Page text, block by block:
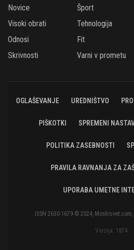
Novice Šport
Visoki obrati
Tehnologija
Odnosi
Fit
Skrivnosti
Varni v prometu
OGLAŠEVANJE UREDNIŠTVO
PIŠKOTKI SPREMENI
POLITIKA ZASEBNOSTI
PRAVILA RAVNANJA ZA
UPORABA UMETNE
ISSN 2630-1679 © 2024,
Verzija: 1874